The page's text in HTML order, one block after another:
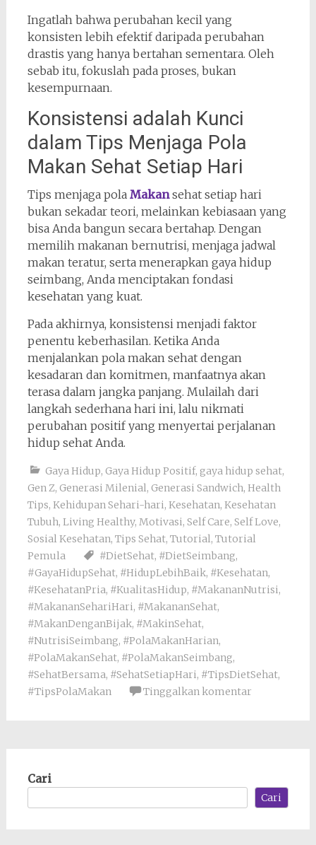
Ingatlah bahwa perubahan kecil yang
konsisten lebih efektif daripada perubahan
drastis yang hanya bertahan sementara. Oleh
sebab itu, fokuslah pada proses, bukan
kesempurnaan.
Konsistensi adalah Kunci
dalam Tips Menjaga Pola
Makan Sehat Setiap Hari
Tips menjaga pola Makansehat setiap hari
bukan sekadar teori, melainkan kebiasaan yang
bisa Anda bangun secara bertahap. Dengan
memilih makanan bernutrisi, menjaga jadwal
makan teratur, serta menerapkan gaya hidup
seimbang, Anda menciptakan fondasi
kesehatan yang kuat.
Pada akhirnya, konsistensi menjadi faktor
penentu keberhasilan. Ketika Anda
menjalankan pola makan sehat dengan
kesadaran dan komitmen, manfaatnya akan
terasa dalam jangka panjang. Mulailah dari
langkah sederhana hari ini, lalu nikmati
perubahan positif yang menyertai perjalanan
hidup sehat Anda.
Gaya Hidup, Gaya Hidup Positif, gaya hidup sehat,
Gen Z, Generasi Milenial, Generasi Sandwich, Health
Tips, Kehidupan Sehari-hari, Kesehatan, Kesehatan
Tubuh, Living Healthy, Motivasi, Self Care, Self Love,
Sosial Kesehatan, Tips Sehat, Tutorial, Tutorial
Pemula
#DietSehat, #DietSeimbang,
#GayaHidupSehat, #HidupLebihBaik, #Kesehatan,
#KesehatanPria, #KualitasHidup, #MakananNutrisi,
#MakananSehariHari, #MakananSehat,
#MakanDenganBijak, #MakinSehat,
#NutrisiSeimbang, #PolaMakanHarian,
#PolaMakanSehat, #PolaMakanSeimbang,
#SehatBersama, #SehatSetiapHari, #TipsDietSehat,
#TipsPolaMakan
Tinggalkan komentar
Cari
Cari